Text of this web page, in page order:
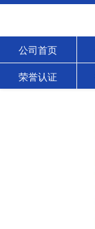
公司首页
荣誉认证